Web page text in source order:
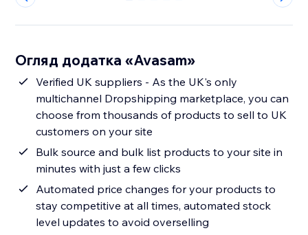
0 1 2 3 4
Огляд додатка «Avasam»
Verified UK suppliers - As the UK's only
multichannel Dropshipping marketplace, you can
choose from thousands of products to sell to UK
customers on your site
Bulk source and bulk list products to your site in
minutes with just a few clicks
Automated price changes for your products to
stay competitive at all times, automated stock
level updates to avoid overselling